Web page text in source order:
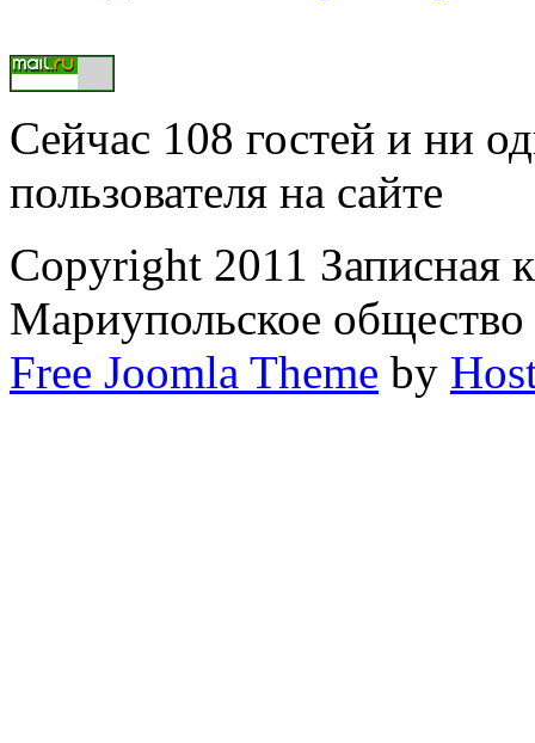
Сейчас 108 гостей и ни
пользователя на сайте
Copyright 2011 Записная
Мариупольское
Free Joomla Theme by